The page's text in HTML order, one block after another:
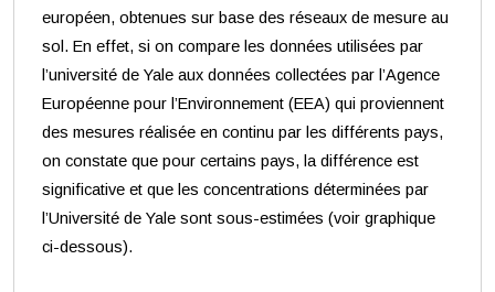
européen, obtenues sur base des réseaux de mesure au
sol. En effet, si on compare les données utilisées par
l’université de Yale aux données collectées par l’Agence
Européenne pour l’Environnement (EEA) qui proviennent
des mesures réalisée en continu par les différents pays,
on constate que pour certains pays, la différence est
significative et que les concentrations déterminées par
l’Université de Yale sont sous-estimées (voir graphique
ci-dessous).